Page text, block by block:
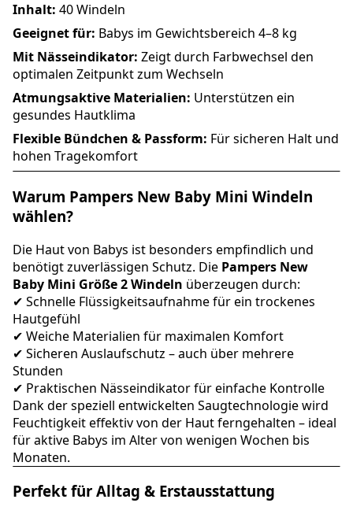
Inhalt: 40 Windeln
Geeignet für: Babys im Gewichtsbereich 4–8 kg
Mit Nässeindikator: Zeigt durch Farbwechsel den
optimalen Zeitpunkt zum Wechseln
Atmungsaktive Materialien: Unterstützen ein
gesundes Hautklima
Flexible Bündchen & Passform: Für sicheren Halt und
hohen Tragekomfort
Warum Pampers New Baby Mini Windeln
wählen?
Die Haut von Babys ist besonders empfindlich und
benötigt zuverlässigen Schutz. Die Pampers New
Baby Mini Größe 2 Windeln überzeugen durch:
✔ Schnelle Flüssigkeitsaufnahme für ein trockenes
Hautgefühl
✔ Weiche Materialien für maximalen Komfort
✔ Sicheren Auslaufschutz – auch über mehrere
Stunden
✔ Praktischen Nässeindikator für einfache Kontrolle
Dank der speziell entwickelten Saugtechnologie wird
Feuchtigkeit effektiv von der Haut ferngehalten – ideal
für aktive Babys im Alter von wenigen Wochen bis
Monaten.
Perfekt für Alltag & Erstausstattung